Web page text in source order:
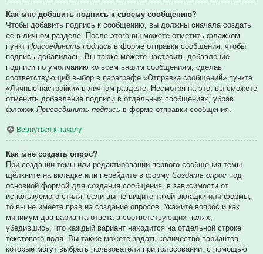
Как мне добавить подпись к своему сообщению?
Чтобы добавить подпись к сообщению, вы должны сначала создать
её в личном разделе. После этого вы можете отметить флажком
пункт Присоединить подпись в форме отправки сообщения, чтобы
подпись добавилась. Вы также можете настроить добавление
подписи по умолчанию ко всем вашим сообщениям, сделав
соответствующий выбор в параграфе «Отправка сообщений» пункта
«Личные настройки» в личном разделе. Несмотря на это, вы сможете
отменить добавление подписи в отдельных сообщениях, убрав
флажок Присоединить подпись в форме отправки сообщения.
Вернуться к началу
Как мне создать опрос?
При создании темы или редактировании первого сообщения темы
щёлкните на вкладке или перейдите в форму Создать опрос под
основной формой для создания сообщения, в зависимости от
используемого стиля; если вы не видите такой вкладки или формы,
то вы не имеете прав на создание опросов. Укажите вопрос и как
минимум два варианта ответа в соответствующих полях,
убедившись, что каждый вариант находится на отдельной строке
текстового поля. Вы также можете задать количество вариантов,
которые могут выбрать пользователи при голосовании, с помощью